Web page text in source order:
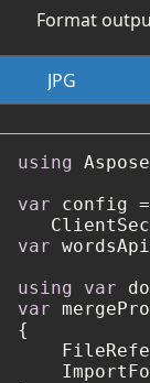
Format
using
var config =
var
using
var
var
{